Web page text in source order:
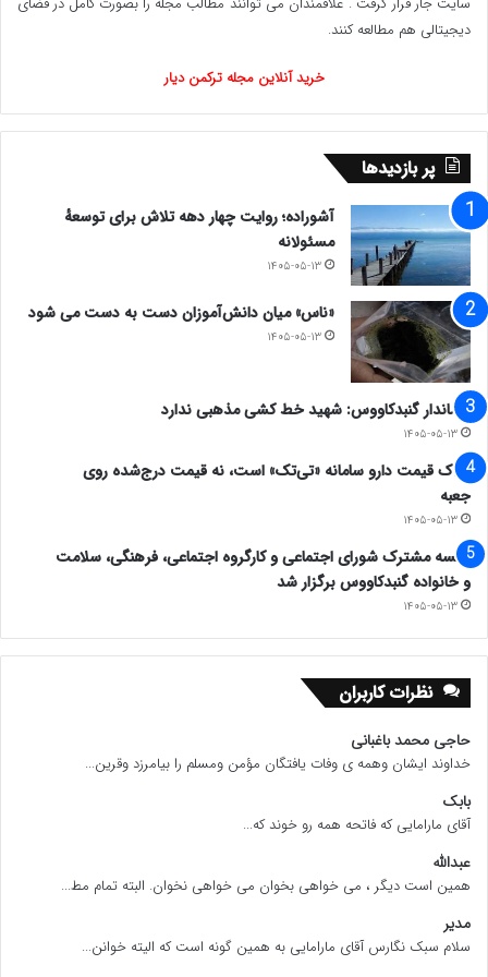
سیاسی نرسیده اند و با وعده ها و شعارهای رنگین
مبهوت خواهند شد، بلکه این بار هوشیارند و دوباره در
دام وعده های خام نخواهند افتاد.
۸- ما می دانیم کسانی که به سرنوشت آینده خود بی
دغدغه باشند، راهی به بن بست می برند، شرکت ما در
انتخابات یعنی لبیک گفتن به فرامین مقام معظم رهبری،
و بلیط ورود به میز مطالبه گری، اعلام همدلی، برادری و
مهر تایید بر حقوق خود می باشد.
۹- ما نیک می دانیم که در ادامه مسیر تحقق حقوق
شهروندی خود، باید حکیمانه و صبورانه در مسیر قانون و
مصلحت های کشور، قدم برداریم.
اولین گام در مسیر بهبود شرایط و تغیرات مثبت در
جامعه، شرکت در انتخابات و دومین گام انتخاب بهتر
است.
ما سالهاست با حضور صد درصدی خود پشت سر این
طیف اصلاح‌طلبان و اعتدالگرایان بودیم، با شعارهای آنها
امید را در دلهایمان زنده کردیم، با لبخند آنها خندیدیم و
با وعده‌های آنها دل خوش کردیم، پشت سر آنها سیاهی
دیجیتالی هم مطالعه کنند.
خرید آنلاین مجله ترکمن دیار
پر بازدیدها
آشوراده؛ روایت چهار دهه تلاش برای توسعهٔ
مسئولانه
۱۴۰۵-۰۵-۱۳
«ناس» میان دانش‌آموزان دست به دست می شود
۱۴۰۵-۰۵-۱۳
فرماندار گنبدکاووس: شهید خط کشی مذهبی ندارد
۱۴۰۵-۰۵-۱۳
ملاک قیمت دارو سامانه «تی‌تک» است، نه قیمت درج‌شده روی
جعبه
۱۴۰۵-۰۵-۱۳
جلسه مشترک شورای اجتماعی و کارگروه اجتماعی، فرهنگی، سلامت
و خانواده گنبدکاووس برگزار شد
۱۴۰۵-۰۵-۱۳
نظرات کاربران
حاجی محمد باغبانی
خداوند ایشان وهمه ی وفات یافتگان مؤمن ومسلم را بیامرزد وقرین...
بابک
آقای مارامایی که فاتحه همه رو خوند که...
عبدالله
همین است دیگر ، می خواهی بخوان می خواهی نخوان. البته تمام مط...
مدیر
سلام سبک نگارس آقای مارامایی به همین گونه است که الیته خوانن...